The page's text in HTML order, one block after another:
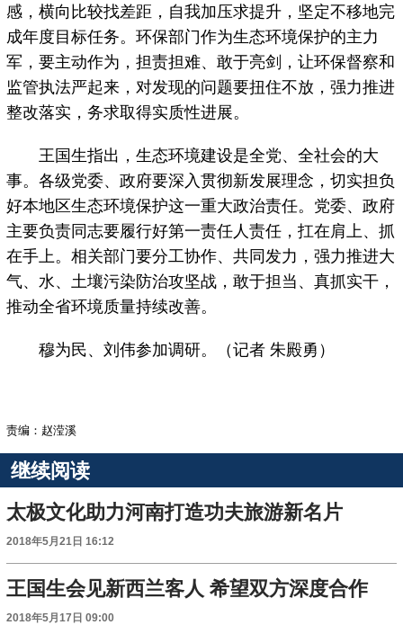
感，横向比较找差距，自我加压求提升，坚定不移地完
成年度目标任务。环保部门作为生态环境保护的主力
军，要主动作为，担责担难、敢于亮剑，让环保督察和
监管执法严起来，对发现的问题要扭住不放，强力推进
整改落实，务求取得实质性进展。
王国生指出，生态环境建设是全党、全社会的大
事。各级党委、政府要深入贯彻新发展理念，切实担负
好本地区生态环境保护这一重大政治责任。党委、政府
主要负责同志要履行好第一责任人责任，扛在肩上、抓
在手上。相关部门要分工协作、共同发力，强力推进大
气、水、土壤污染防治攻坚战，敢于担当、真抓实干，
推动全省环境质量持续改善。
穆为民、刘伟参加调研。（记者 朱殿勇）
责编：赵滢溪
继续阅读
太极文化助力河南打造功夫旅游新名片
2018年5月21日 16:12
王国生会见新西兰客人 希望双方深度合作
2018年5月17日 09:00